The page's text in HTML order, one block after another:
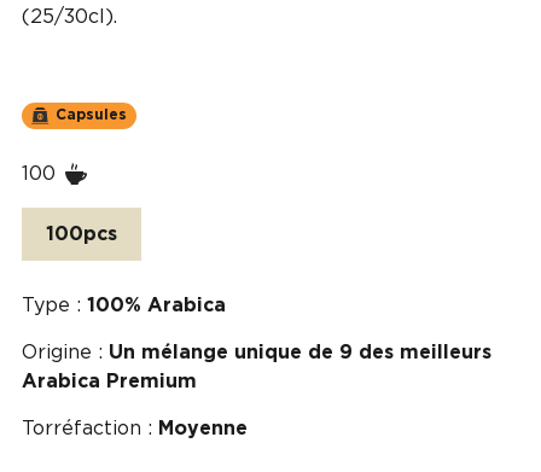
(25/30cl).
Capsules
100
100pcs
Type : 100% Arabica
Origine : Un mélange unique de 9 des meilleurs
Arabica Premium
Torréfaction : Moyenne